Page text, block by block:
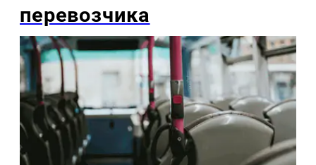
перевозчика